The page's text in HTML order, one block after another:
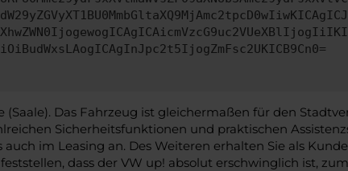
Das Fahrzeug ist gleichermaßen für den
Sicherheitsfunktionen und praktischen
im Leasing an. Des Weiteren erhalten Sie als
dass der VW up! absolut erschwinglich ist,